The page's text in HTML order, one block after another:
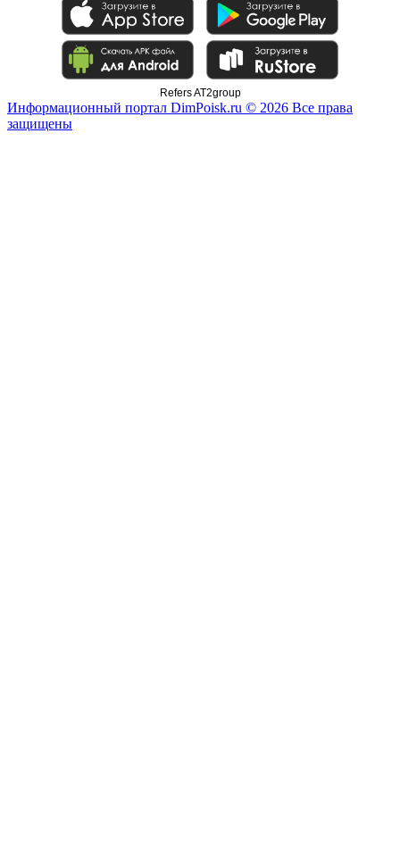
Refers AT2group
Информационный портал DimPoisk.ru © 2026 Все права
защищены